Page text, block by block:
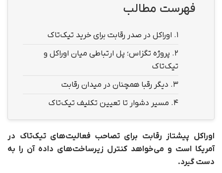
فهرست مطالب
1. اوراکل در صدر رقابت برای خرید تیک‌تاک
2. پروژه تگزاس؛ پل ارتباطی میان اوراکل و
تیک‌تاک
3. دیگر رقبا همچنان در میدان رقابت
4. مسیر دشوار تا تعیین تکلیف تیک‌تاک
اوراکل پیشتاز رقابت برای تصاحب فعالیت‌های تیک‌تاک در
آمریکا است و می‌خواهد کنترل زیرساخت‌های داده آن را به
دست گیرد.